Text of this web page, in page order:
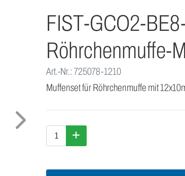
FIST-GCO2-
Röhrchenmuffe-
Art.-Nr.: 725078-1210
Muffenset für Röhrchenmuffe mit